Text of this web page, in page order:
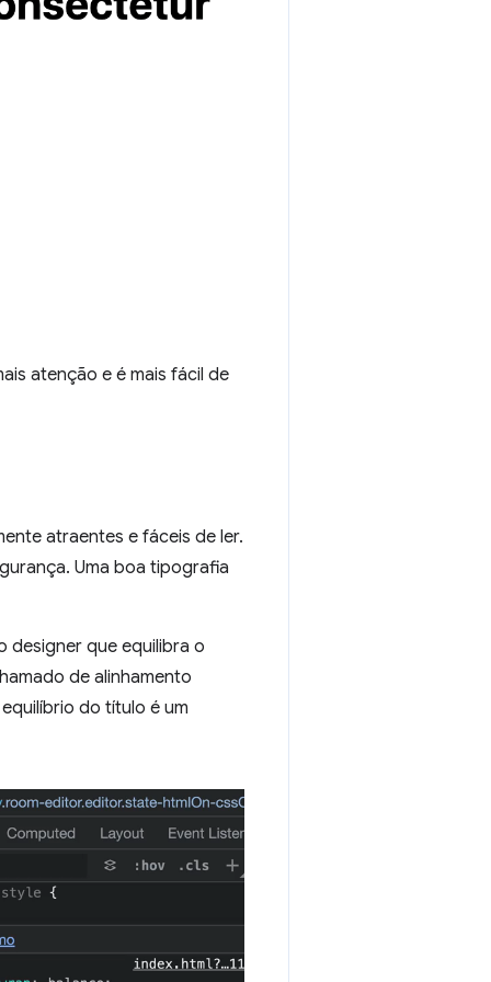
atenção e é mais fácil de
atraentes e fáceis de ler.
Uma boa tipografia
designer que equilibra o
de alinhamento
do título é um